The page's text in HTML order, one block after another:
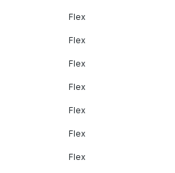
Flex
Flex
Flex
Flex
Flex
Flex
Flex